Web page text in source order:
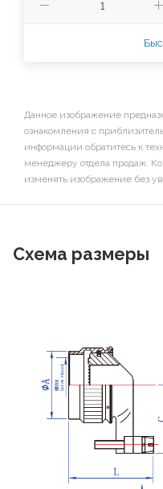
Данное изображение
ознакомления с
информации обратитесь к
менеджеру отдела продаж.
изменять изображение без
Схема размеры